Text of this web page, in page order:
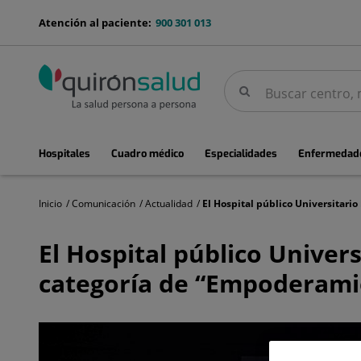
menu-
900 301 013
Atención al paciente:
BuscarBuscar
menuPrincipal
Hospitales Cuadro médico Especialidades
Inicio Comunicación Actualidad
público
Rey
El Hospital público
categoría de